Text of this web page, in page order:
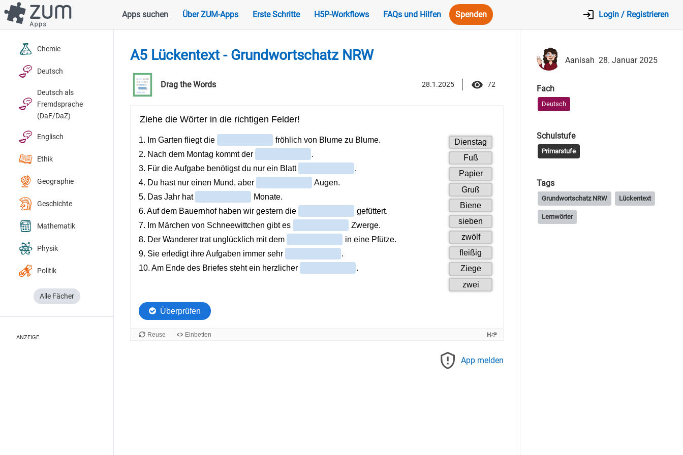
Direkt
zum
Inhalt
Hauptnavigation
Apps suchen Über ZUM-Apps Erste Schritte H5P-Workflows FAQs und Hilfen Spenden Login / Registrieren
Chemie
Deutsch
Deutsch als
Fremdsprache
(DaF/DaZ)
Englisch
Ethik
Geographie
Geschichte
Mathematik
Physik
Politik
Alle Fächer
ANZEIGE
A5 Lückentext - Grundwortschatz NRW
Drag the Words 28.1.2025 72
App melden
Aanisah 28. Januar 2025
Fach
Deutsch
Schulstufe
Primarstufe
Tags
Grundwortschatz NRW Lückentext
Lernwörter